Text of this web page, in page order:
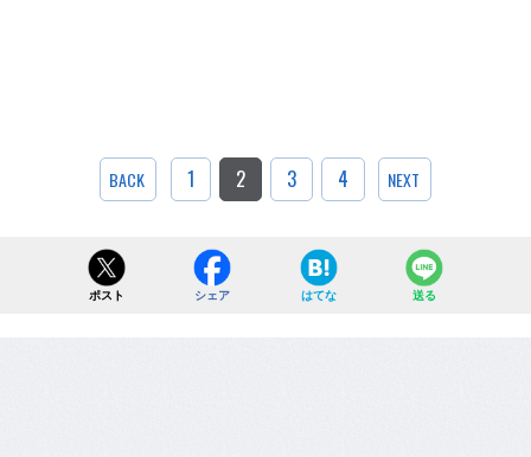
BACK 1 2 3 4 NEXT
ポスト シェア はてな 送る